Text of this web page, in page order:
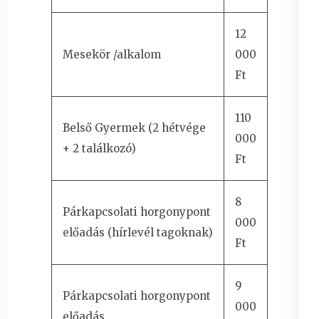
Mesekör /alkalom
12
000
Ft
Belső Gyermek (2 hétvége
+ 2 találkozó)
110
000
Ft
Párkapcsolati horgonypont
előadás (hírlevél tagoknak)
8
000
Ft
Párkapcsolati horgonypont
9
000